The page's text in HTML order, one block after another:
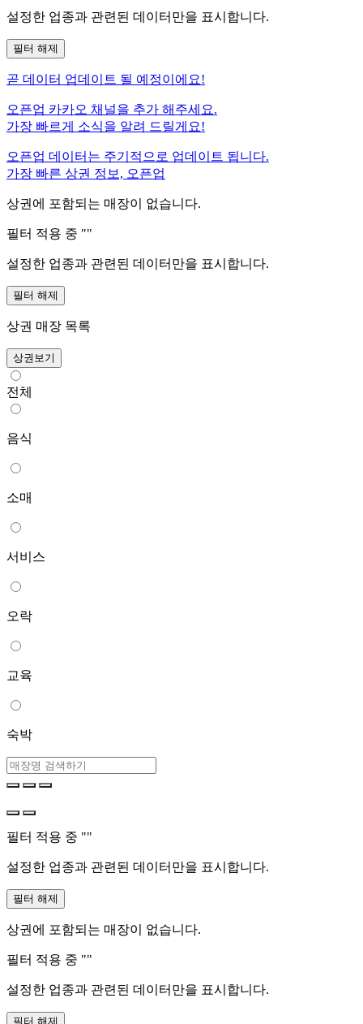
설정한 업종과 관련된 데이터만을 표시합니다.
필터 해제
곧 데이터 업데이트 될 예정이에요!
오픈업 카카오 채널을 추가 해주세요.
가장 빠르게 소식을 알려 드릴게요!
오픈업 데이터는 주기적으로 업데이트 됩니다.
가장 빠른 상권 정보, 오픈업
상권에 포함되는 매장이 없습니다.
필터 적용 중 ""
설정한 업종과 관련된 데이터만을 표시합니다.
필터 해제
상권 매장 목록
상권보기
전체
음식
소매
서비스
오락
교육
숙박
필터 적용 중 ""
설정한 업종과 관련된 데이터만을 표시합니다.
필터 해제
상권에 포함되는 매장이 없습니다.
필터 적용 중 ""
설정한 업종과 관련된 데이터만을 표시합니다.
필터 해제